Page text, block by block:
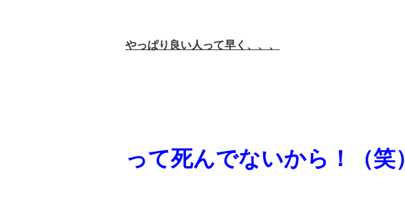
やっぱり良い人って早く、、、
って死んでないから！（笑）